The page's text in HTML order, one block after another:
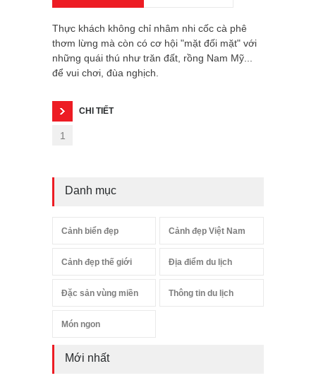
Thực khách không chỉ nhâm nhi cốc cà phê
thơm lừng mà còn có cơ hội "mặt đối mặt" với
những quái thú như trăn đất, rồng Nam Mỹ...
để vui chơi, đùa nghịch.
CHI TIẾT
1
Danh mục
Cảnh biển đẹp Cảnh đẹp Việt Nam
Cảnh đẹp thế giới Địa điểm du lịch
Đặc sản vùng miền Thông tin du lịch
Món ngon
Mới nhất